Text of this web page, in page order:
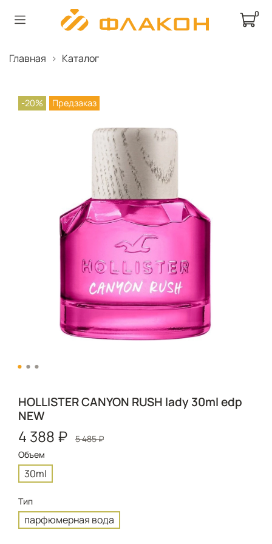
0
Главная Каталог
-20% Предзаказ
HOLLISTER CANYON RUSH lady 30ml edp
NEW
4 388 ₽
5 485 ₽
Объем
30ml
Тип
парфюмерная вода